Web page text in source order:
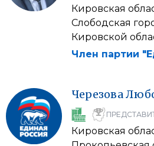
Кировская
Слободская
Кировской
Член партии
Черезова
Кировская